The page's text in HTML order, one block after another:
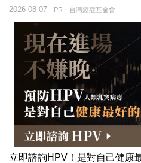
PR・台灣癌症基金會
2026-08-07
立即諮詢HPV！是對自己健康